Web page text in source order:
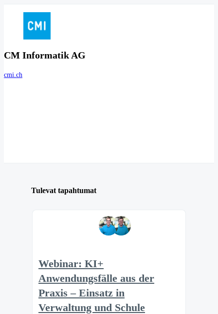
CM Informatik AG
cmi.ch
Tulevat tapahtumat
Webinar: KI+
Anwendungsfälle aus der
Praxis – Einsatz in
Verwaltung und Schule